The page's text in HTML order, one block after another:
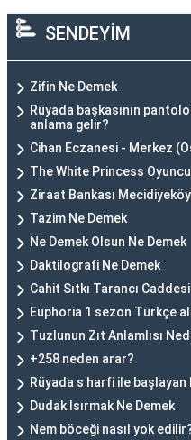
SENDEYİM
Zifin Ne Demek
Rüyada başkasının
anlama gelir?
Cihan Eczanesi - Merkez
The White Princess
Ziraat Bankası
Tazim Ne Demek
Ne Demek Olsun Ne Demek
Daktilografi Ne Demek
Cahit Sıtkı Tarancı
Euphoria 1 sezon Türkçe
Tuzlunun Zıt Anlamlısı
+258 neden arar?
Rüyada s harfi ile
Dudak Isırmak Ne Demek
Nem böceği nasıl yok